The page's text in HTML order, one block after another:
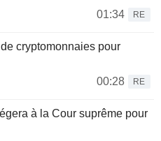
01:34
RE
cryptomonnaies pour
00:28
RE
à la Cour suprême pour